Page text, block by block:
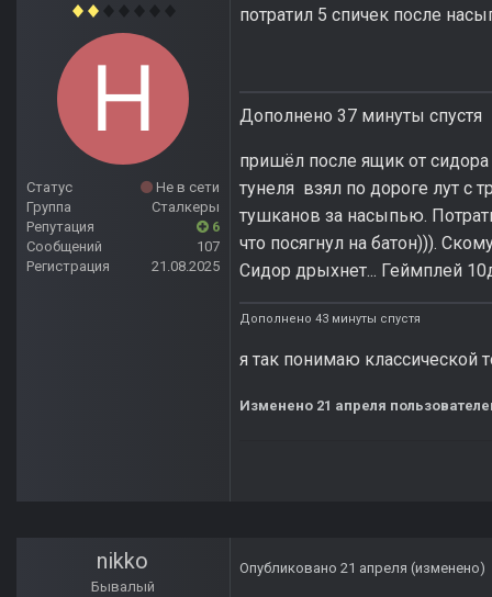
Статус
Не в сети
Группа
Сталкеры
Репутация
6
Сообщений
107
Регистрация
21.08.2025
потратил 5 спичек после
Дополнено 37 минуты спустя
пришёл после ящик от сидора
тунеля взял по дороге лут с
тушканов за насыпью.
что посягнул на батон))).
Сидор дрыхнет... Геймплей
Дополнено 43 минуты спустя
я так понимаю классической
Изменено 21 апреля
nikko
Бывалый
Опубликовано 21 апреля (изменено)